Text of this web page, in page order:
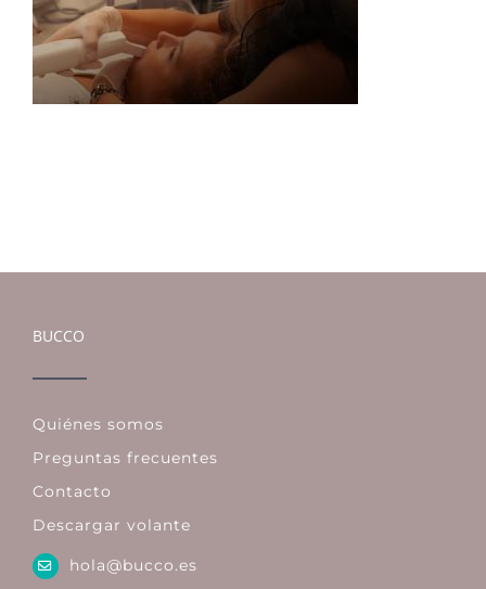
BUCCO
Quiénes somos
Preguntas frecuentes
Contacto
Descargar volante
hola@bucco.es